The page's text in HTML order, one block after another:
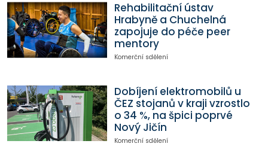
Rehabilitační ústav
Hrabyně a Chuchelná
zapojuje do péče peer
mentory
Komerční sdělení
Dobíjení elektromobilů u
ČEZ stojanů v kraji vzrostlo
o 34 %, na špici poprvé
Nový Jičín
Komerční sdělení